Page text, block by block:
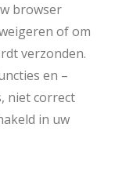
browser
of om
verzonden.
en –
niet correct
in uw